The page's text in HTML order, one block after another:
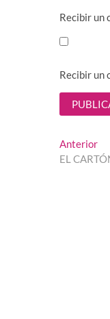
Recibir un
Recibir un
de
Anterior
EL